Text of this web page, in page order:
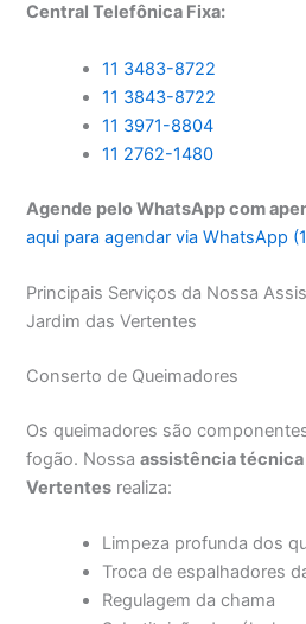
Central Telefônica Fixa:
11 3483-8722
11 3843-8722
11 3971-8804
11 2762-1480
Agende pelo WhatsApp com
aqui para agendar via WhatsApp
Principais Serviços da Nossa
Jardim das Vertentes
Conserto de Queimadores
Os queimadores são
fogão. Nossaassistência
Vertentes realiza:
Limpeza profunda dos
Troca de espalhadores
Regulagem da chama